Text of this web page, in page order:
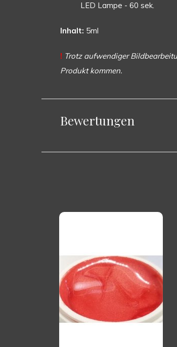
LED Lampe - 60 sek.
Inhalt: 5ml
! Trotz aufwendiger
Produkt kommen.
Bewertungen